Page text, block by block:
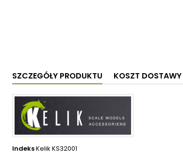
SZCZEGÓŁY PRODUKTU KOSZT DOSTAWY
IndeksKelik KS32001